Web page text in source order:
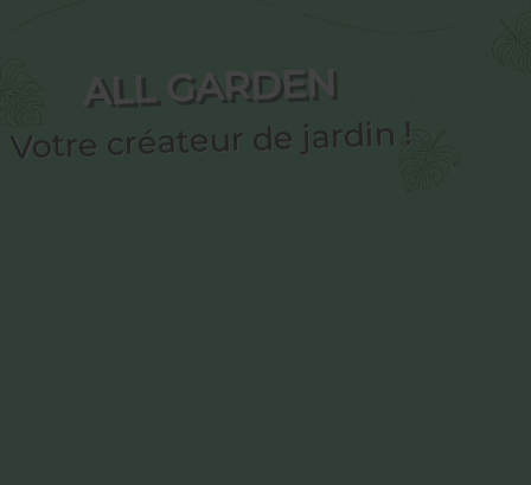
ALL GARDEN
Votre créateur de jardin !